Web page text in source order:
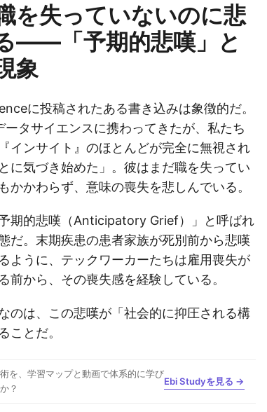
を失っていないのに悲
——「予期的悲嘆」と
象
に投稿されたある書き込みは象徴的だ。
ータサイエンスに携わってきたが、私たち
インサイト』のほとんどが完全に無視され
に気づき始めた」。彼はまだ職を失ってい
かかわらず、意味の喪失を悲しんでいる。
期的悲嘆（Anticipatory Grief）」と呼ばれ
だ。末期疾患の患者家族が死別前から悲嘆
ように、テックワーカーたちは雇用喪失が
前から、その喪失感を経験している。
のは、この悲嘆が「社会的に抑圧される構
ことだ。
を、学習マップと動画で体系的に学び
？
Ebi Studyを見る →